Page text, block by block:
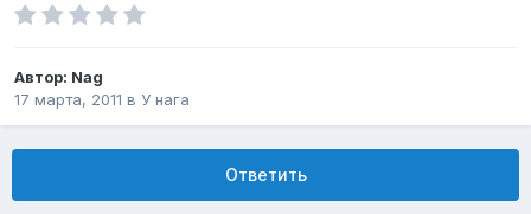
Автор: Nag
17 марта, 2011 в У нага
Ответить